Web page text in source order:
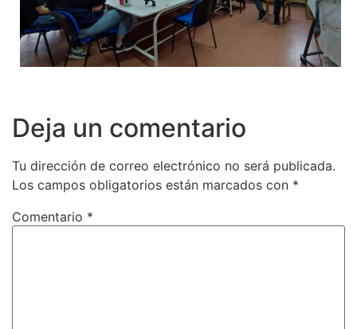
Deja un comentario
Tu dirección de correo electrónico no será publicada.
Los campos obligatorios están marcados con *
Comentario *